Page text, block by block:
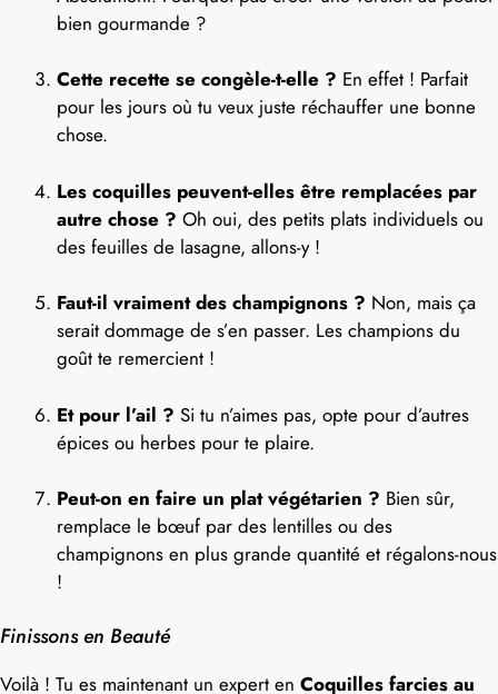
bien gourmande ?
Cette recette se congèle-t-elle ? En effet ! Parfait
pour les jours où tu veux juste réchauffer une bonne
chose.
Les coquilles peuvent-elles être remplacées par
autre chose ? Oh oui, des petits plats individuels ou
des feuilles de lasagne, allons-y !
Faut-il vraiment des champignons ? Non, mais ça
serait dommage de s’en passer. Les champions du
goût te remercient !
Et pour l’ail ? Si tu n’aimes pas, opte pour d’autres
épices ou herbes pour te plaire.
Peut-on en faire un plat végétarien ? Bien sûr,
remplace le bœuf par des lentilles ou des
champignons en plus grande quantité et régalons-nous
!
Finissons en Beauté
Voilà ! Tu es maintenant un expert en Coquilles farcies au